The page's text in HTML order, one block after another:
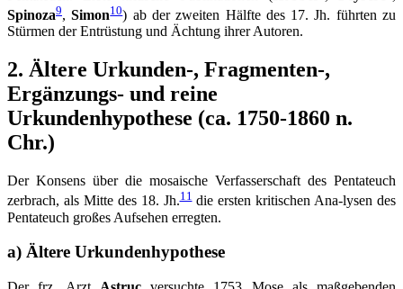
Spinoza9,Simon10) ab der zweiten Hälfte des 17. Jh. führten zu
Stürmen der Entrüstung und Ächtung ihrer Autoren.
2. Ältere Urkunden-, Fragmenten-,
Ergänzungs- und reine
Urkundenhypothese (ca. 1750-1860 n.
Chr.)
Der Konsens über die mosaische Verfasserschaft des Pentateuch
zerbrach, als Mitte des 18. Jh.11die ersten kritischen Ana-lysen des
Pentateuch großes Aufsehen erregten.
a) Ältere Urkundenhypothese